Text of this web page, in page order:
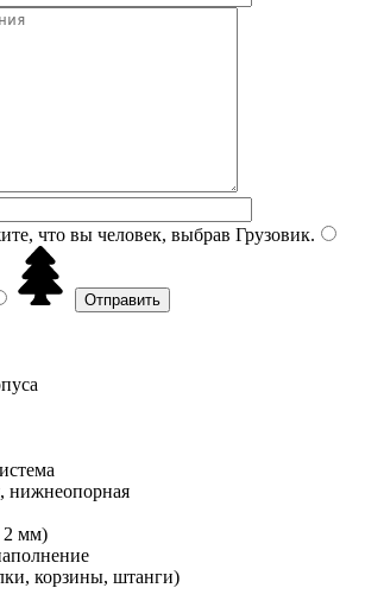
что вы человек, выбрав Грузовик.
нижнеопорная
мм)
корзины, штанги)